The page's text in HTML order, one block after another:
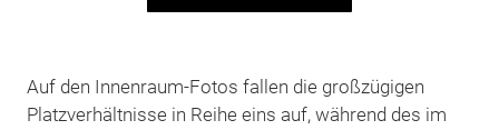
Auf den Innenraum-Fotos fallen die großzügigen
Platzverhältnisse in Reihe eins auf, während des im